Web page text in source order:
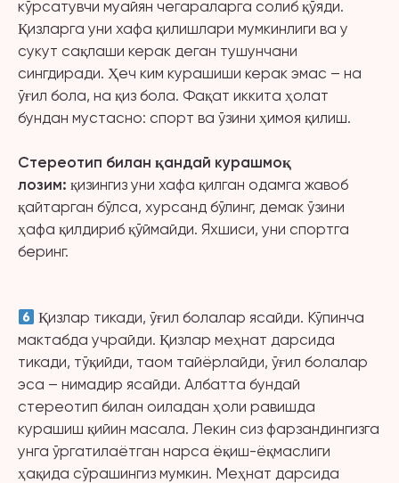
кўрсатувчи муайян чегараларга солиб қўяди.
Қизларга уни хафа қилишлари мумкинлиги ва у
сукут сақлаши керак деган тушунчани
сингдиради. Ҳеч ким курашиши керак эмас – на
ўғил бола, на қиз бола. Фақат иккита ҳолат
бундан мустасно: спорт ва ўзини ҳимоя қилиш.
Стереотип билан қандай курашмоқ
лозим: қизингиз уни хафа қилган одамга жавоб
қайтарган бўлса, хурсанд бўлинг, демак ўзини
ҳафа қилдириб қўймайди. Яхшиси, уни спортга
беринг.
Қизлар тикади, ўғил болалар ясайди. Кўпинча
мактабда учрайди. Қизлар меҳнат дарсида
тикади, тўқийди, таом тайёрлайди, ўғил болалар
эса – нимадир ясайди. Албатта бундай
стереотип билан оиладан ҳоли равишда
курашиш қийин масала. Лекин сиз фарзандингизга
унга ўргатилаётган нарса ёқиш-ёқмаслиги
ҳақида сўрашингиз мумкин. Меҳнат дарсида